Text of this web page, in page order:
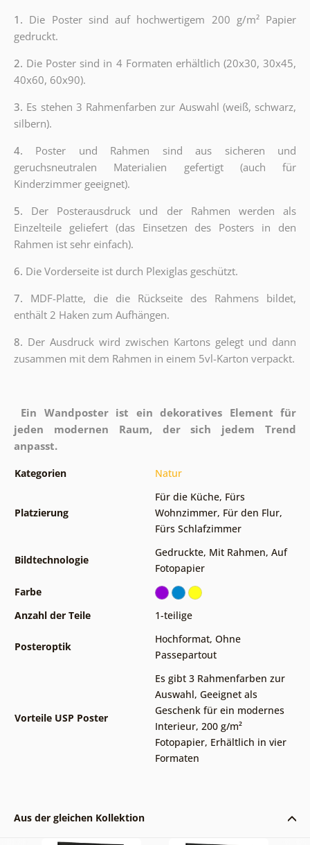
1. Die Poster sind auf hochwertigem 200 g/m² Papier
gedruckt.
2. Die Poster sind in 4 Formaten erhältlich (20x30, 30x45,
40x60, 60x90).
3. Es stehen 3 Rahmenfarben zur Auswahl (weiß, schwarz,
silbern).
4. Poster und Rahmen sind aus sicheren und
geruchsneutralen Materialien gefertigt (auch für
Kinderzimmer geeignet).
5. Der Posterausdruck und der Rahmen werden als
Einzelteile geliefert (das Einsetzen des Posters in den
Rahmen ist sehr einfach).
6. Die Vorderseite ist durch Plexiglas geschützt.
7. MDF-Platte, die die Rückseite des Rahmens bildet,
enthält 2 Haken zum Aufhängen.
8. Der Ausdruck wird zwischen Kartons gelegt und dann
zusammen mit dem Rahmen in einem 5vl-Karton verpackt.
Ein Wandposter ist ein dekoratives Element für
jeden modernen Raum, der sich jedem Trend
anpasst.
Kategorien Natur
Platzierung
Für die Küche, Fürs
Wohnzimmer, Für den Flur,
Fürs Schlafzimmer
Bildtechnologie
Gedruckte, Mit Rahmen, Auf
Fotopapier
Farbe
Anzahl der Teile
1-teilige
Posteroptik
Hochformat, Ohne
Passepartout
Vorteile USP Poster
Es gibt 3 Rahmenfarben zur
Auswahl, Geeignet als
Geschenk für ein modernes
Interieur, 200 g/m²
Fotopapier, Erhältlich in vier
Formaten
Aus der gleichen Kollektion